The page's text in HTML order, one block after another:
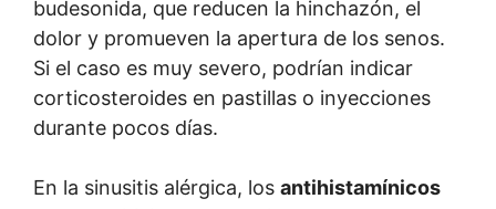
budesonida, que reducen la hinchazón, el
dolor y promueven la apertura de los senos.
Si el caso es muy severo, podrían indicar
corticosteroides en pastillas o inyecciones
durante pocos días.
En la sinusitis alérgica, los antihistamínicos